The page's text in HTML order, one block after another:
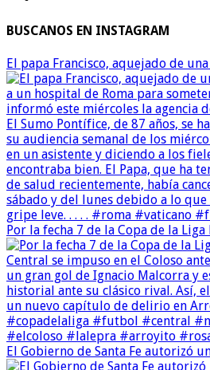
BUSCANOS EN INSTAGRAM
El papa Francisco, aquejado de
Por la fecha 7 de la Copa de la
El Gobierno de Santa Fe autorizó